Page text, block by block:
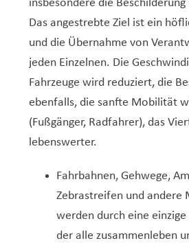
insbesondere die
Das angestrebte Ziel ist ein
und die Übernahme von
jeden Einzelnen. Die
Fahrzeuge wird reduziert, die
ebenfalls, die sanfte Mobilität
(Fußgänger, Radfahrer), das
lebenswerter.
Fahrbahnen, Gehwege,
Zebrastreifen und andere
werden durch eine
der alle zusammenleben